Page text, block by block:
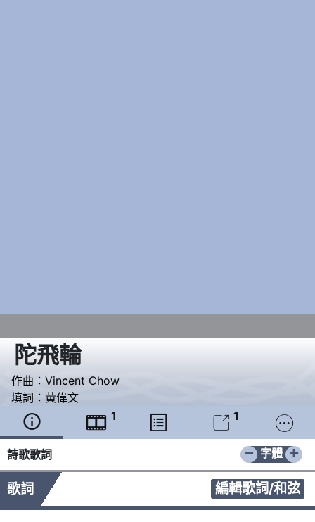
陀飛輪
作曲： Vincent Chow
填詞： 黃偉文
  1   1 
詩歌歌詞 − +
字體
歌詞 編輯歌詞/和弦